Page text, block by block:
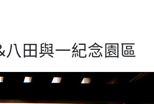
田與一紀念園區